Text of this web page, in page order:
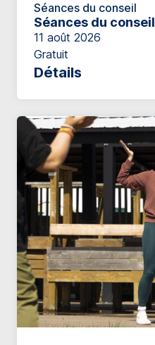
Séances du conseil
Séances du conseil
11 août 2026
Gratuit
Détails